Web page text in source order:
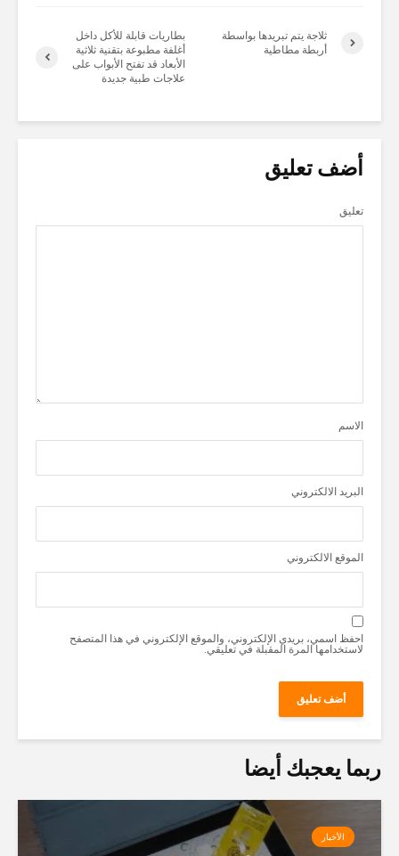
بطاريات قابلة للأكل داخل
أغلفة مطبوعة بتقنية ثلاثية
الأبعاد قد تفتح الأبواب على
علاجات طبية جديدة
ثلاجة يتم تبريدها بواسطة
أربطة مطاطية
أضف تعليق
تعليق
الاسم
البريد الالكتروني
الموقع الالكتروني
احفظ اسمي، بريدي الإلكتروني، والموقع الإلكتروني في هذا المتصفح
لاستخدامها المرة المقبلة في تعليقي.
ربما يعجبك أيضا
الأخبار